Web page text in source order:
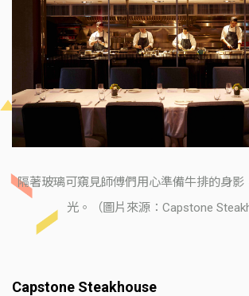
隔著玻璃可窺見師傅們用心準備牛排的身影
光。（圖片來源：Capstone
Capstone Steakhouse